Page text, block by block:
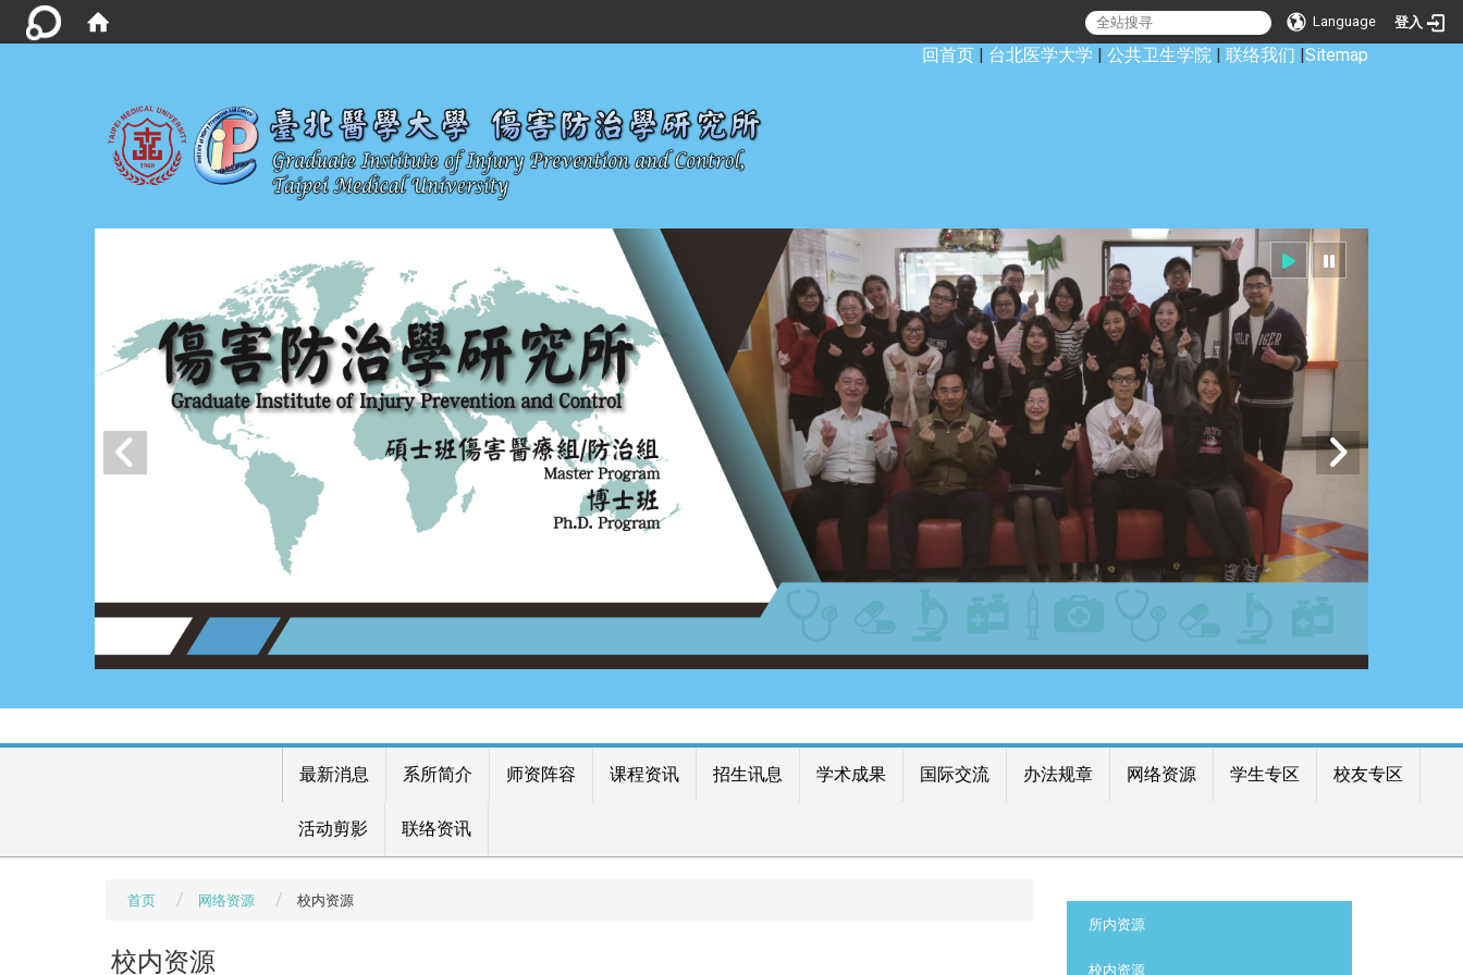
Language 登入
回首页 | 台北医学大学 | 公共卫生学院 | 联络我们 |Sitemap
最新消息 系所简介 师资阵容 课程资讯 招生讯息 学术成果 国际交流 办法规章 网络资源 学生专区 校友专区
活动剪影 联络资讯
首页 网络资源 校内资源
校内资源
所内资源
校内资源